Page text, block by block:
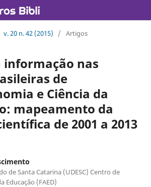
v. 20 n. 42 (2015) / Artigos
informação nas
de
e Ciência da
mapeamento da
de 2001 a 2013
de Santa Catarina (UDESC) Centro de
Educação (FAED)